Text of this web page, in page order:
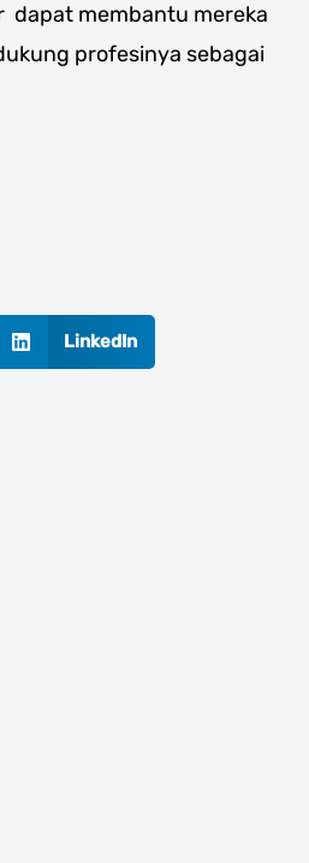
dapat membantu mereka
profesinya sebagai
LinkedIn